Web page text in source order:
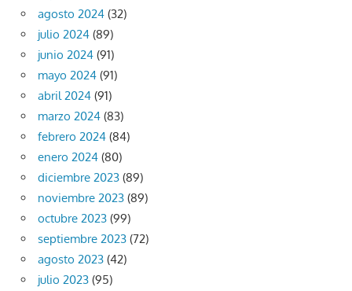
agosto 2024 (32)
julio 2024 (89)
junio 2024 (91)
mayo 2024 (91)
abril 2024 (91)
marzo 2024 (83)
febrero 2024 (84)
enero 2024 (80)
diciembre 2023 (89)
noviembre 2023 (89)
octubre 2023 (99)
septiembre 2023 (72)
agosto 2023 (42)
julio 2023 (95)